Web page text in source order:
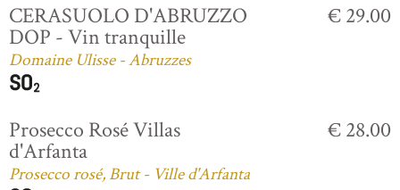
CERASUOLO D'ABRUZZO
DOP - Vin tranquille
Domaine Ulisse - Abruzzes
€ 29.00
Prosecco Rosé Villas
d'Arfanta
Prosecco rosé, Brut - Ville d'Arfanta
€ 28.00